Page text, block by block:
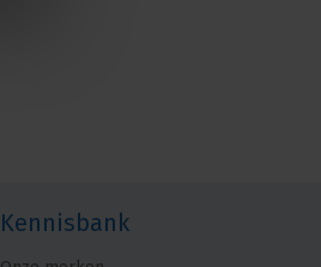
Kennisbank